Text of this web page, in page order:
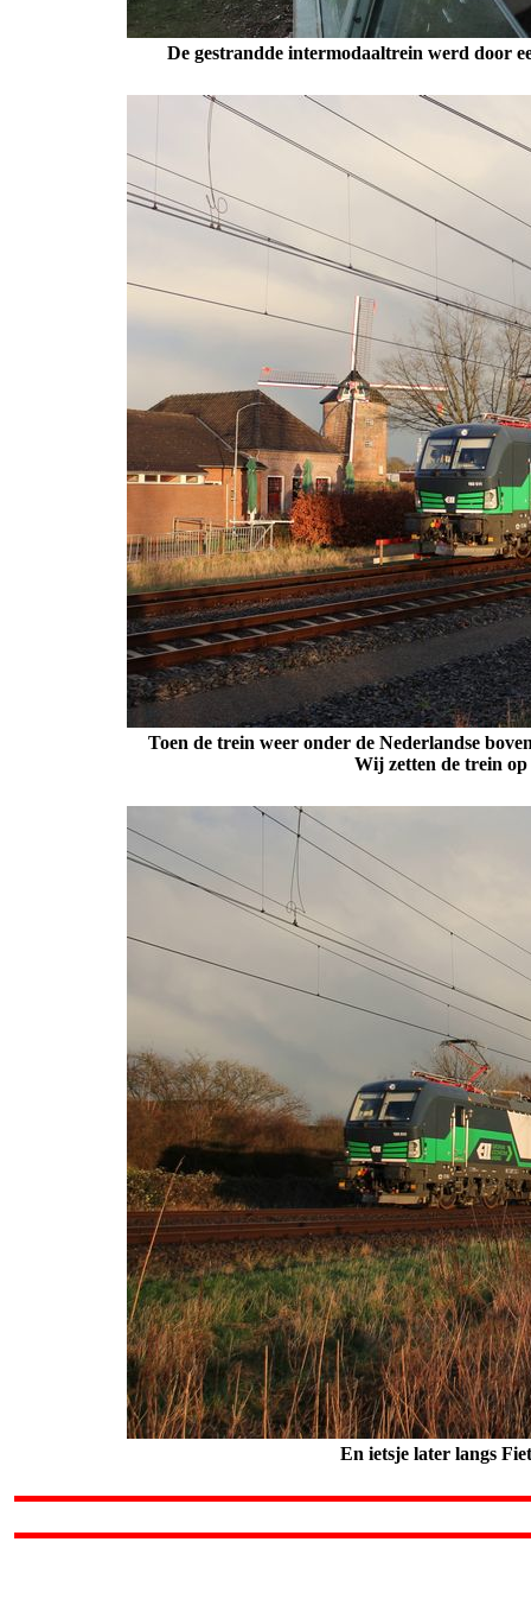
De gestrandde intermodaaltrein werd door
Toen de trein weer onder de Nederlandse
Wij zetten de trein
En ietsje later langs